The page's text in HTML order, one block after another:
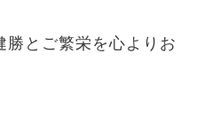
勝とご繁栄を心よりお